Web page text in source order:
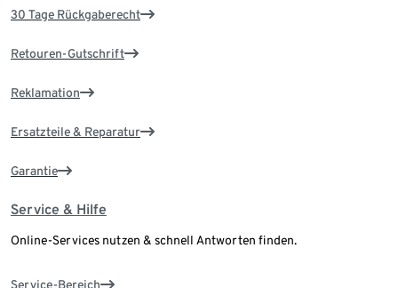
30 Tage Rückgaberecht
Retouren-Gutschrift
Reklamation
Ersatzteile & Reparatur
Garantie
Service & Hilfe
Online-Services nutzen & schnell Antworten finden.
Service-Bereich